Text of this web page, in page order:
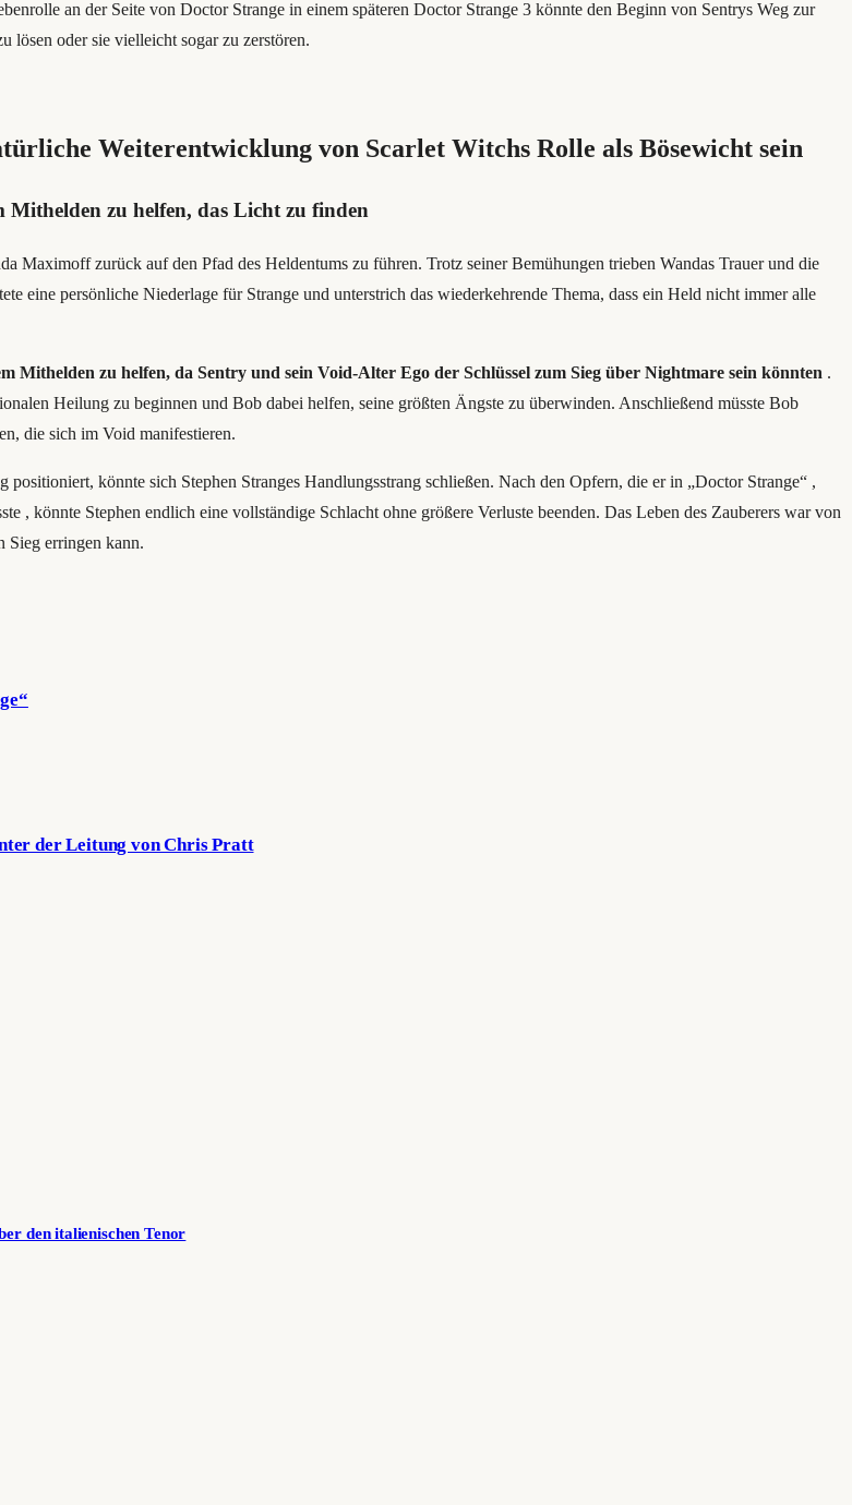
an der Seite von Doctor Strange in einem späteren Doctor Strange 3 könnte den Beginn von Sentrys Weg zur
lösen oder sie vielleicht sogar zu zerstören.
Weiterentwicklung von Scarlet Witchs Rolle als Bösewicht sein
Mithelden zu helfen, das Licht zu finden
Maximoff zurück auf den Pfad des Heldentums zu führen. Trotz seiner Bemühungen trieben Wandas Trauer und die
eine persönliche Niederlage für Strange und unterstrich das wiederkehrende Thema, dass ein Held nicht immer alle
Mithelden zu helfen, da Sentry und sein Void-Alter Ego der Schlüssel zum Sieg über Nightmare sein könnten .
Heilung zu beginnen und Bob dabei helfen, seine größten Ängste zu überwinden. Anschließend müsste Bob
die sich im Void manifestieren.
könnte sich Stephen Stranges Handlungsstrang schließen. Nach den Opfern, die er in „Doctor Strange“ ,
, könnte Stephen endlich eine vollständige Schlacht ohne größere Verluste beenden. Das Leben des Zauberers war von
Sieg erringen kann.
der Leitung von Chris Pratt
den italienischen Tenor